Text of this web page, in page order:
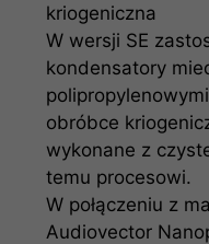
kriogeniczna
W wersji SE
kondensatory
obróbce
wykonane z
temu procesowi.
W połączeniu z
Audiovector